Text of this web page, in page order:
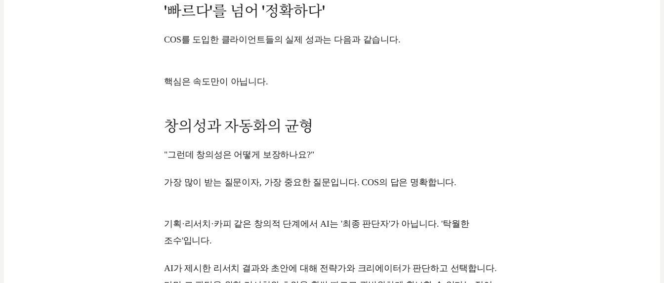
'빠르다'를 넘어 '정확하다'
COS를 도입한 클라이언트들의 실제 성과는 다음과 같습니다.
핵심은 속도만이 아닙니다.
창의성과 자동화의 균형
"그런데 창의성은 어떻게 보장하나요?"
가장 많이 받는 질문이자, 가장 중요한 질문입니다. COS의 답은 명확합니다.
기획·리서치·카피 같은 창의적 단계에서 AI는 '최종 판단자'가 아닙니다. '탁월한
조수'입니다.
AI가 제시한 리서치 결과와 초안에 대해 전략가와 크리에이터가 판단하고 선택합니다.